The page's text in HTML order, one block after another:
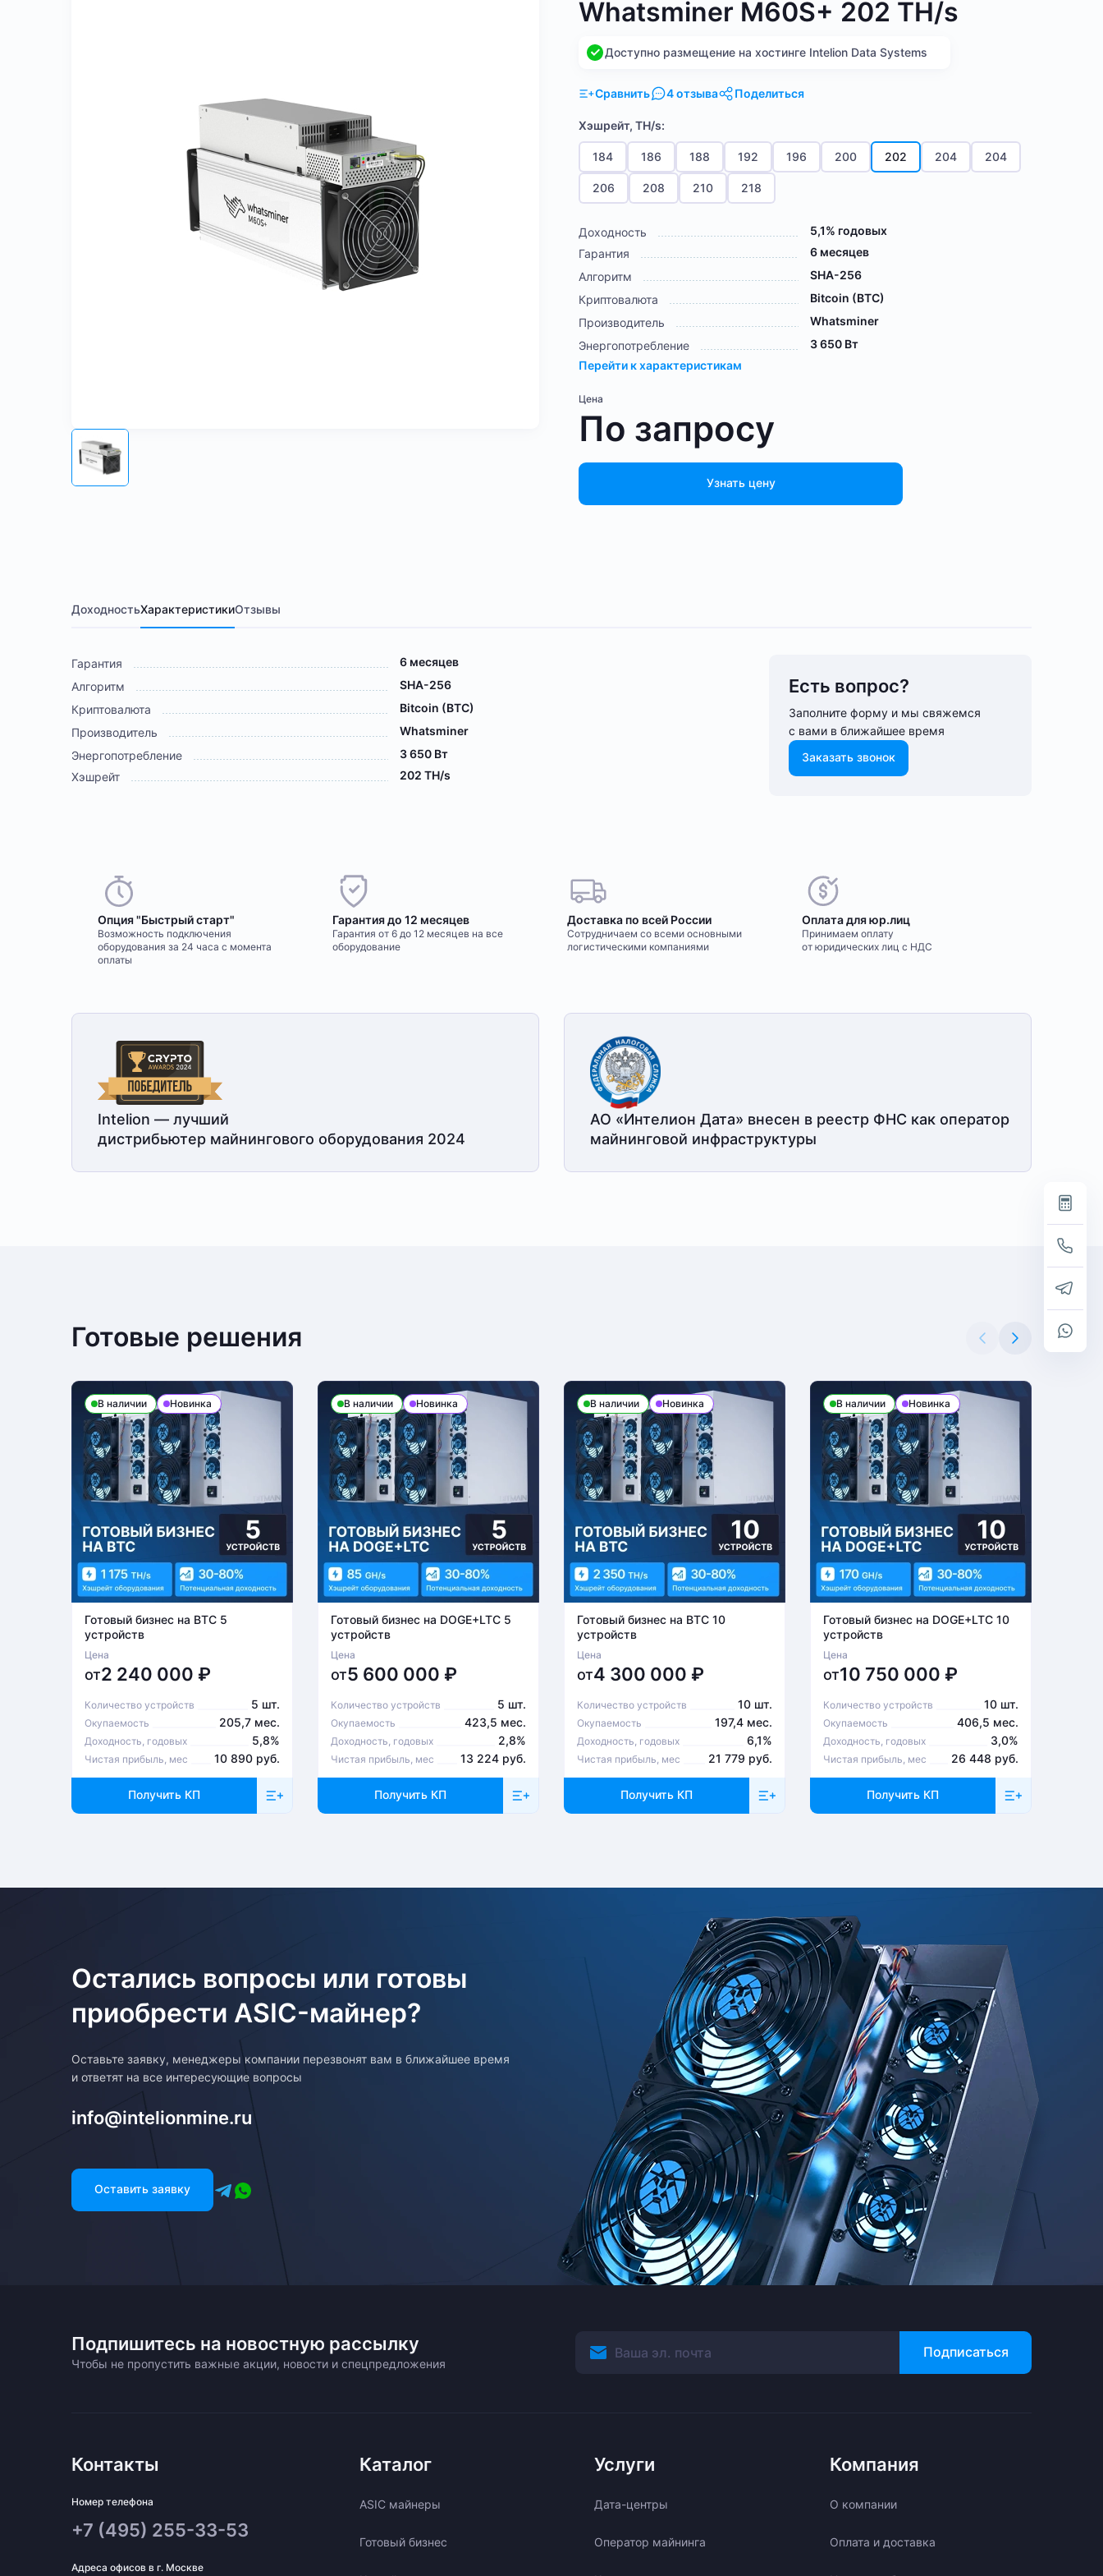
Whatsminer M60S+ 202 TH/s
Доступно размещение на хостинге Intelion Data Systems
Сравнить 4 отзыва Поделиться
Хэшрейт, TH/s:
184 186 188 192 196 200 202 204 204
206 208 210 218
Доходность
5,1% годовых
Гарантия
6 месяцев
Алгоритм
SHA-256
Криптовалюта
Bitcoin (BTC)
Производитель
Whatsminer
Энергопотребление
3 650 Вт
Перейти к характеристикам
Цена
По запросу
Узнать цену
ДоходностьХарактеристикиОтзывы
Гарантия
6 месяцев
Алгоритм
SHA-256
Криптовалюта
Bitcoin (BTC)
Производитель
Whatsminer
Энергопотребление
3 650 Вт
Хэшрейт
202 TH/s
Есть вопрос?
Заполните форму и мы свяжемся
с вами в ближайшее время
Заказать звонок
Опция "Быстрый старт"
Возможность подключения
оборудования за 24 часа с момента
оплаты
Гарантия до 12 месяцев
Гарантия от 6 до 12 месяцев на все
оборудование
Доставка по всей России
Сотрудничаем со всеми основными
логистическими компаниями
Оплата для юр.лиц
Принимаем оплату
от юридических лиц с НДС
Intelion — лучший
дистрибьютер майнингового оборудования 2024
АО «Интелион Дата» внесен в реестр ФНС как оператор
майнинговой инфраструктуры
Готовые решения
В наличии Новинка
Готовый бизнес на BTC 5
устройств
Цена
от2 240 000 ₽
Количество устройств 5 шт.
Окупаемость 205,7 мес.
Доходность, годовых 5,8%
Чистая прибыль, мес 10 890 руб.
Получить КП
В наличии Новинка
Готовый бизнес на DOGE+LTC 5
устройств
Цена
от5 600 000 ₽
Количество устройств 5 шт.
Окупаемость 423,5 мес.
Доходность, годовых 2,8%
Чистая прибыль, мес 13 224 руб.
Получить КП
В наличии Новинка
Готовый бизнес на BTC 10
устройств
Цена
от4 300 000 ₽
Количество устройств 10 шт.
Окупаемость 197,4 мес.
Доходность, годовых 6,1%
Чистая прибыль, мес 21 779 руб.
Получить КП
В наличии Новинка
Готовый бизнес на DOGE+LTC 10
устройств
Цена
от10 750 000 ₽
Количество устройств 10 шт.
Окупаемость 406,5 мес.
Доходность, годовых 3,0%
Чистая прибыль, мес 26 448 руб.
Получить КП
Остались вопросы или готовы
приобрести ASIC-майнер?
Оставьте заявку, менеджеры компании перезвонят вам в ближайшее время
и ответят на все интересующие вопросы
info@intelionmine.ru
Оставить заявку
Подпишитесь на новостную рассылку
Чтобы не пропустить важные акции, новости и спецпредложения
Подписаться
Контакты
Номер телефона
+7 (495) 255-33-53
Адреса офисов в г. Москве
Каталог
ASIC майнеры
Готовый бизнес
Услуги
Дата-центры
Оператор майнинга
Компания
О компании
Оплата и доставка